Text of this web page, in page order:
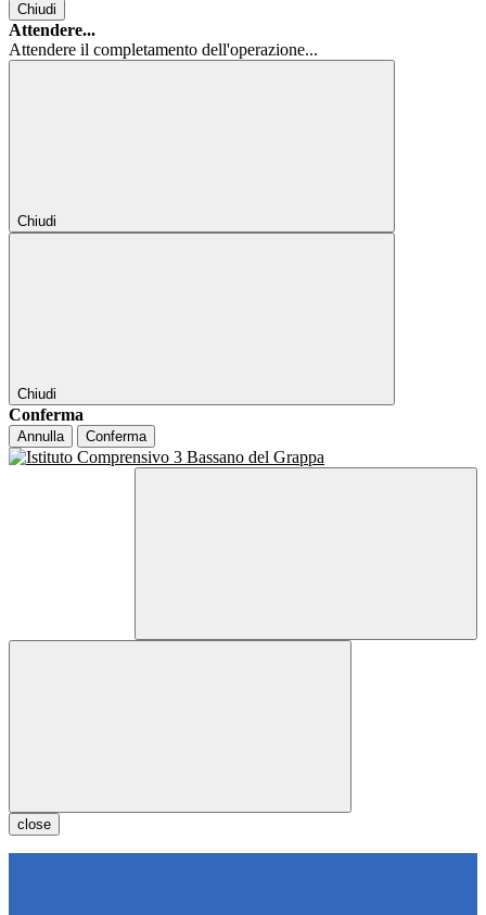
Chiudi
Attendere...
Attendere il completamento dell'operazione...
Chiudi
Chiudi
Conferma
Annulla Conferma
close